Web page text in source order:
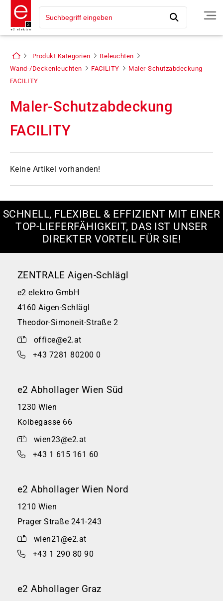
Produkt Kategorien
Beleuchten
Wand-/Deckenleuchten
FACILITY
Maler-Schutzabdeckung
FACILITY
Maler-Schutzabdeckung
FACILITY
Keine Artikel vorhanden!
SCHNELL, FLEXIBEL & EFFIZIENT MIT EINER
TOP-LIEFERFÄHIGKEIT, DAS IST UNSER
DIREKTER VORTEIL FÜR SIE!
ZENTRALE Aigen-Schlägl
e2 elektro GmbH
4160 Aigen-Schlägl
Theodor-Simoneit-Straße 2
office@e2.at
+43 7281 80200 0
e2 Abhollager Wien Süd
1230 Wien
Kolbegasse 66
wien23@e2.at
+43 1 615 161 60
e2 Abhollager Wien Nord
1210 Wien
Prager Straße 241-243
wien21@e2.at
+43 1 290 80 90
e2 Abhollager Graz